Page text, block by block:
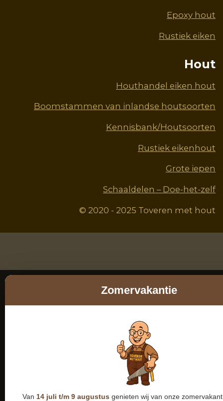
Epoxy hout
Rustiek eiken
Hout
Houthandel eiken hout
Boomstammen van inlandse houtsoorten
Kennisbank/Houtsoorten
Rustiek eikenhout
Grote iepen
Schaaldelen – Doe-het-zelf
© 2020 - 2025 Toveren met hout
Zomervakantie
Van 14 juli t/m 9 augustus genieten wij van onze